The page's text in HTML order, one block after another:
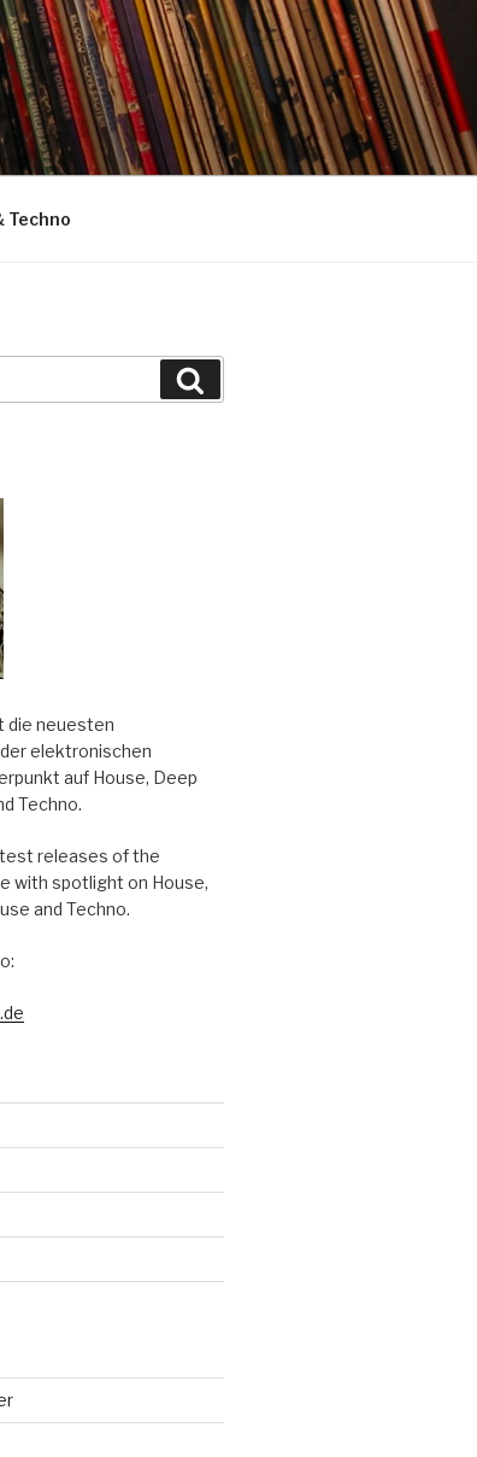
Techno
die neuesten
elektronischen
auf House, Deep
Techno.
releases of the
with spotlight on House,
and Techno.